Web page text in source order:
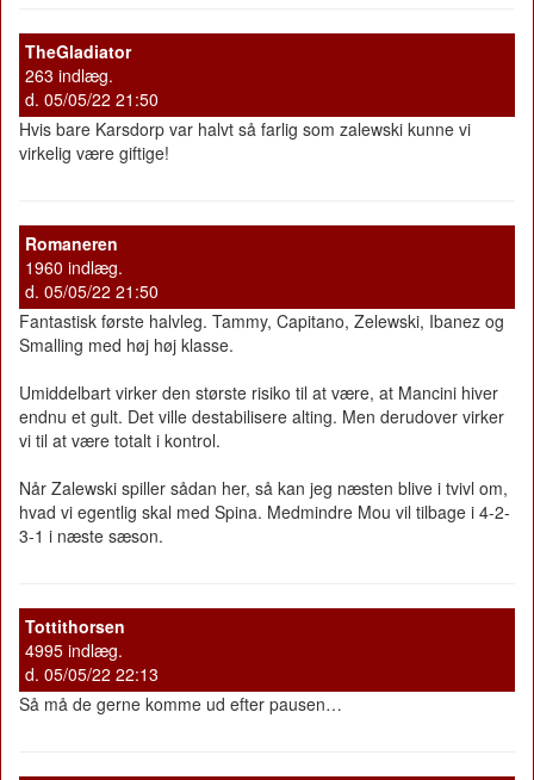
TheGladiator
263 indlæg.
d. 05/05/22 21:50
Hvis bare Karsdorp var halvt så farlig som zalewski kunne vi
virkelig være giftige!
Romaneren
1960 indlæg.
d. 05/05/22 21:50
Fantastisk første halvleg. Tammy, Capitano, Zelewski, Ibanez og
Smalling med høj høj klasse.
Umiddelbart virker den største risiko til at være, at Mancini hiver
endnu et gult. Det ville destabilisere alting. Men derudover virker
vi til at være totalt i kontrol.
Når Zalewski spiller sådan her, så kan jeg næsten blive i tvivl om,
hvad vi egentlig skal med Spina. Medmindre Mou vil tilbage i 4-2-
3-1 i næste sæson.
Tottithorsen
4995 indlæg.
d. 05/05/22 22:13
Så må de gerne komme ud efter pausen…